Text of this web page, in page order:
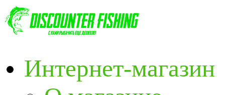
Интернет-магазин